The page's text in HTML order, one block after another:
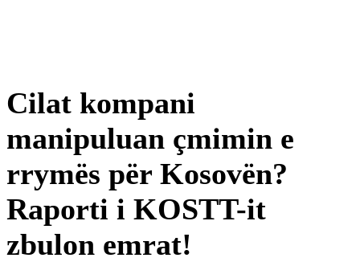
Cilat kompani
manipuluan çmimin e
rrymës për Kosovën?
Raporti i KOSTT-it
zbulon emrat!